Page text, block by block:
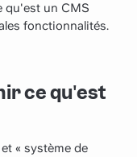
qu'est un CMS
fonctionnalités.
ce qu'est
« système de